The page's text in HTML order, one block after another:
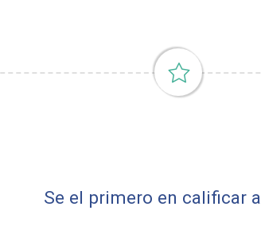
Se el primero en calificar a